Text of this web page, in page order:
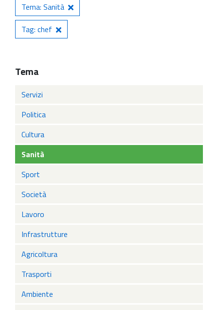
Tema: Sanità
Tag: chef
Tema
Servizi
Politica
Cultura
Sanità
Sport
Società
Lavoro
Infrastrutture
Agricoltura
Trasporti
Ambiente